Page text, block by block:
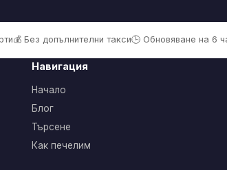
💰 Без допълнителни такси🕒 Обновяване на 6
Навигация
Начало
Блог
Търсене
Как печелим